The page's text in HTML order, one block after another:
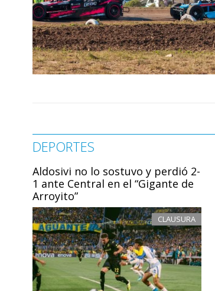
DEPORTES
Aldosivi no lo sostuvo y perdió 2-
1 ante Central en el “Gigante de
Arroyito”
CLAUSURA